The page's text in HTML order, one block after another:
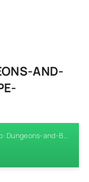
AND-
Nombre del fichero: Dungeons-and-Bosses-Addon-MCPE-1.21.mcaddon